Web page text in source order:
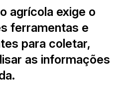
agrícola exige o
ferramentas e
para coletar,
as informações